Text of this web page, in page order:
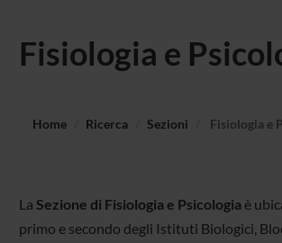
Fisiologia e
Home Ricerca Sezioni Fisiologia e
La Sezione di Fisiologia e Psicologiaè
primo e secondo degli Istituti Biologici,